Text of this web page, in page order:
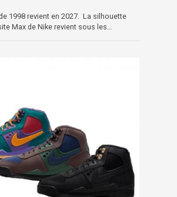
1998 revient en 2027. La silhouette
Max de Nike revient sous les…